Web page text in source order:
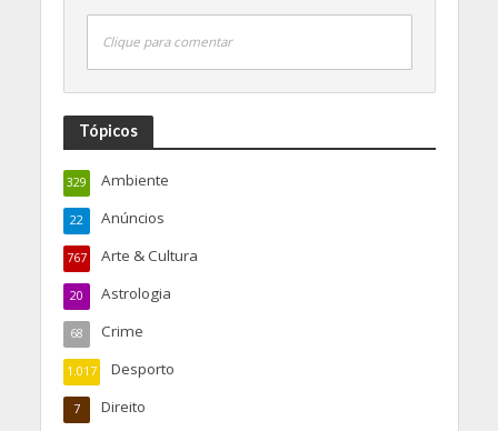
Clique para comentar
Tópicos
Ambiente
329
Anúncios
22
Arte & Cultura
767
Astrologia
20
Crime
68
Desporto
1.017
Direito
7